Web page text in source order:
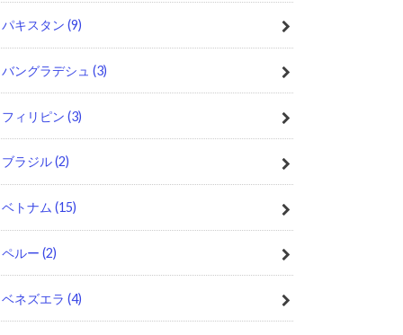
パキスタン (9)
バングラデシュ (3)
フィリピン (3)
ブラジル(2)
ベトナム (15)
ペルー (2)
ベネズエラ (4)